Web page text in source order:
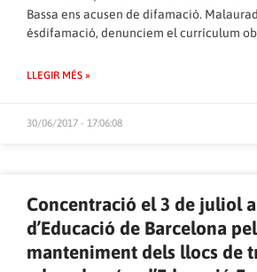
Bassa ens acusen de difamació.
ésdifamació, denunciem el currículum
LLEGIR MÉS »
30/06/2017 - 17:06:08
Concentració el 3 de juliol
d’Educació de Barcelona pel
manteniment dels llocs de